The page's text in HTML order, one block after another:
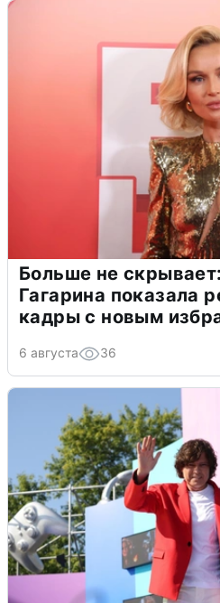
Больше не
Гагарина показала
кадры с новым
6 августа 36